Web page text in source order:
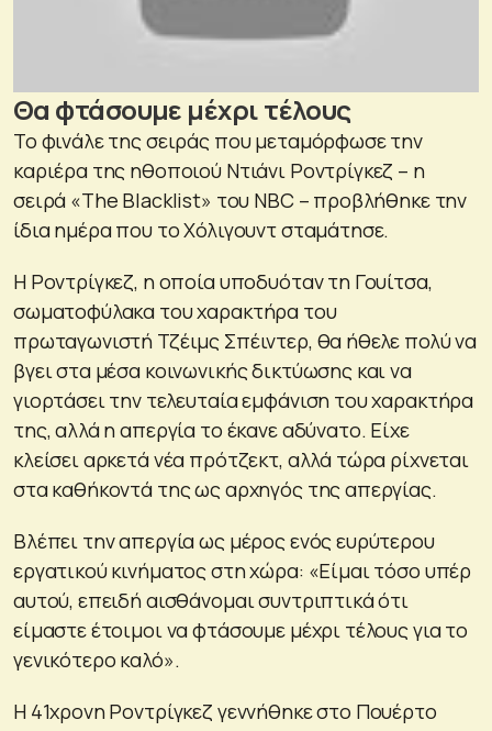
Θα φτάσουμε μέχρι τέλους
Το φινάλε της σειράς που μεταμόρφωσε την
καριέρα της ηθοποιού Ντιάνι Ροντρίγκεζ – η
σειρά «The Blacklist» του NBC – προβλήθηκε την
ίδια ημέρα που το Χόλιγουντ σταμάτησε.
Η Ροντρίγκεζ, η οποία υποδυόταν τη Γουίτσα,
σωματοφύλακα του χαρακτήρα του
πρωταγωνιστή Τζέιμς Σπέιντερ, θα ήθελε πολύ να
βγει στα μέσα κοινωνικής δικτύωσης και να
γιορτάσει την τελευταία εμφάνιση του χαρακτήρα
της, αλλά η απεργία το έκανε αδύνατο. Είχε
κλείσει αρκετά νέα πρότζεκτ, αλλά τώρα ρίχνεται
στα καθήκοντά της ως αρχηγός της απεργίας.
Βλέπει την απεργία ως μέρος ενός ευρύτερου
εργατικού κινήματος στη χώρα: «Είμαι τόσο υπέρ
αυτού, επειδή αισθάνομαι συντριπτικά ότι
είμαστε έτοιμοι να φτάσουμε μέχρι τέλους για το
γενικότερο καλό».
Η 41χρονη Ροντρίγκεζ γεννήθηκε στο Πουέρτο